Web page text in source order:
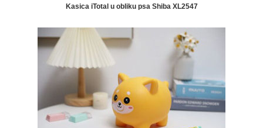
Kasica iTotal u obliku psa Shiba XL2547